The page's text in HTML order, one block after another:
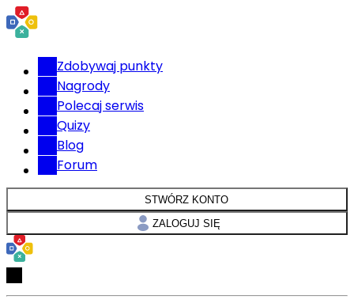
Zdobywaj punkty
Nagrody
Polecaj serwis
Quizy
Blog
Forum
STWÓRZ KONTO
ZALOGUJ SIĘ